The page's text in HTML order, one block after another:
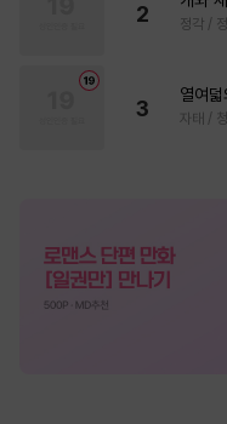
2 정각 /
3
열여덟
자태 /